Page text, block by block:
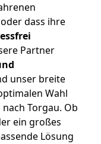
dass ihre
Partner
unser breite
Wahl
Torgau. Ob
ein großes
Lösung